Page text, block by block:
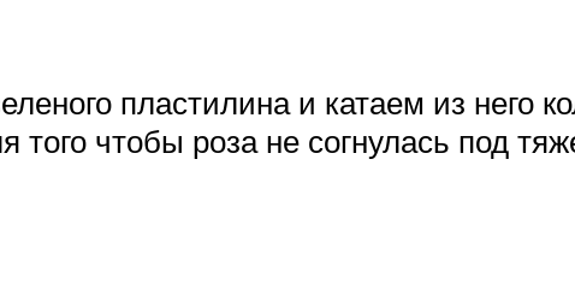
пластилина и катаем из него
того чтобы роза не согнулась под